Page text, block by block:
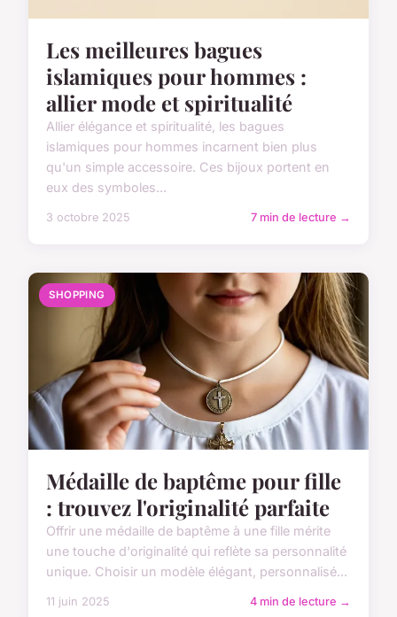
Les meilleures bagues
islamiques pour hommes :
allier mode et spiritualité
Allier élégance et spiritualité, les bagues
islamiques pour hommes incarnent bien plus
qu'un simple accessoire. Ces bijoux portent en
eux des symboles...
3 octobre 2025 7 min de lecture →
SHOPPING
Médaille de baptême pour fille
: trouvez l'originalité parfaite
Offrir une médaille de baptême à une fille mérite
une touche d'originalité qui reflète sa personnalité
unique. Choisir un modèle élégant, personnalisé...
11 juin 2025 4 min de lecture →